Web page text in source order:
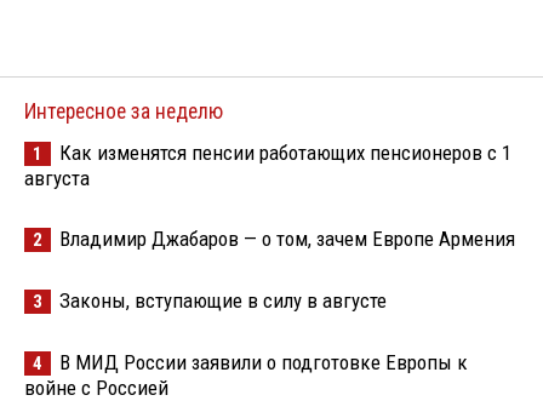
Интересное за неделю
1
Как изменятся пенсии работающих пенсионеров с 1
августа
2 Владимир Джабаров — о том, зачем Европе Армения
3 Законы, вступающие в силу в августе
4
В МИД России заявили о подготовке Европы к
войне с Россией